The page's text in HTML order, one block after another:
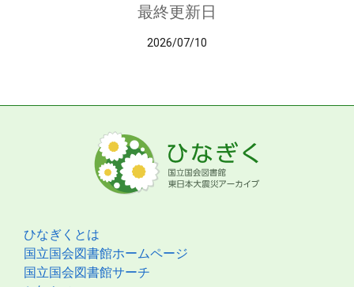
最終更新日
2026/07/10
ひなぎくとは
国立国会図書館ホームページ
国立国会図書館サーチ